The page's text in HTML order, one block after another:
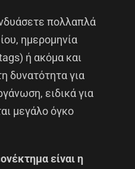
πολλαπλά
ημερομηνία
ή ακόμα και
δυνατότητα για
ειδικά για
μεγάλο όγκο
είναι η